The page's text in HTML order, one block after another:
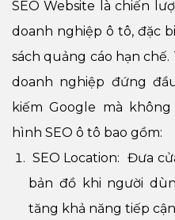
SEO Website là chiến
doanh nghiệp ô tô, đặc
sách quảng cáo hạn
doanh nghiệp đứng
kiếm Google mà
hình SEO ô tô bao gồm:
SEO Location: Đưa
bản đồ khi người
tăng khả năng tiếp